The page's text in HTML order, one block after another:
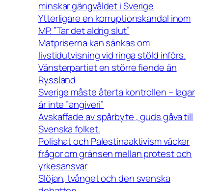
minskar gängvåldet i Sverige
Ytterligare en korruptionskandal inom
MP. ”Tar det aldrig slut”
Matpriserna kan sänkas om
livstidutvisning vid ringa stöld införs.
Vänsterpartiet en större fiende än
Ryssland
Sverige måste återta kontrollen – lagar
är inte ”angiveri”
Avskaffade av spårbyte , guds gåva till
Svenska folket.
Polishat och Palestinaaktivism väcker
frågor om gränsen mellan protest och
yrkesansvar
Slöjan, tvånget och den svenska